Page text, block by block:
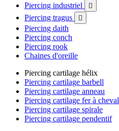
Piercing industriel 
Piercing tragus 
Piercing daith
Piercing conch
Piercing rook
Chaines d'oreille
Piercing cartilage hélix
Piercing cartilage barbell
Piercing cartilage anneau
Piercing cartilage fer à cheval
Piercing cartilage spirale
Piercing cartilage pendentif